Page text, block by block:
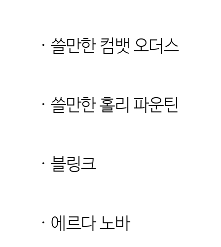
· 쓸만한 컴뱃 오더스
· 쓸만한 홀리 파운틴
· 블링크
· 에르다 노바